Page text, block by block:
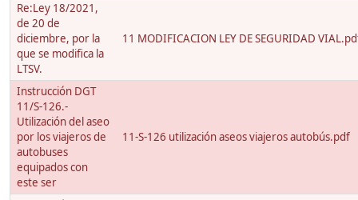
Re:Ley 18/2021,
de 20 de
diciembre, por la
que se modifica la
LTSV.
11 MODIFICACION LEY DE SEGURIDAD
Instrucción DGT
11/S-126.-
Utilización del aseo
por los viajeros de
autobuses
equipados con
este ser
11-S-126 utilización aseos viajeros autobús.pdf